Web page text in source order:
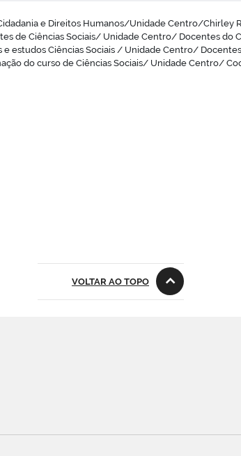
e Direitos Humanos/Unidade Centro/Chirley
de Ciências Sociais/ Unidade Centro/ Docentes do
e estudos Ciências Sociais / Unidade Centro/
do curso de Ciências Sociais/ Unidade Centro/
VOLTAR AO TOPO